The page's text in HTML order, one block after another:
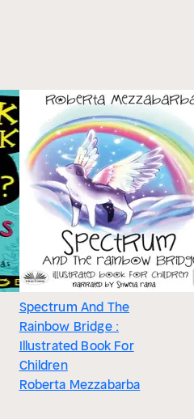
Spectrum And The
Rainbow Bridge :
Illustrated Book For
Children
Roberta Mezzabarba